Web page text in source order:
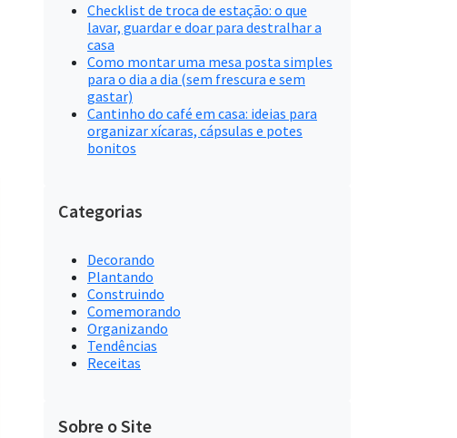
Checklist de troca de estação: o que
lavar, guardar e doar para destralhar a
casa
Como montar uma mesa posta simples
para o dia a dia (sem frescura e sem
gastar)
Cantinho do café em casa: ideias para
organizar xícaras, cápsulas e potes
bonitos
Categorias
Decorando
Plantando
Construindo
Comemorando
Organizando
Tendências
Receitas
Sobre o Site